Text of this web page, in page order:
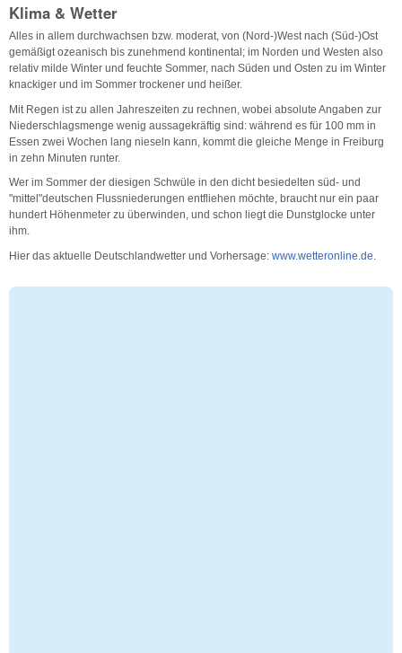
Klima & Wetter
Alles in allem durchwachsen bzw. moderat, von (Nord-)West nach (Süd-)Ost
gemäßigt ozeanisch bis zunehmend kontinental; im Norden und Westen also
relativ milde Winter und feuchte Sommer, nach Süden und Osten zu im Winter
knackiger und im Sommer trockener und heißer.
Mit Regen ist zu allen Jahreszeiten zu rechnen, wobei absolute Angaben zur
Niederschlagsmenge wenig aussagekräftig sind: während es für 100 mm in
Essen zwei Wochen lang nieseln kann, kommt die gleiche Menge in Freiburg
in zehn Minuten runter.
Wer im Sommer der diesigen Schwüle in den dicht besiedelten süd- und
"mittel"deutschen Flussniederungen entfliehen möchte, braucht nur ein paar
hundert Höhenmeter zu überwinden, und schon liegt die Dunstglocke unter
ihm.
Hier das aktuelle Deutschlandwetter und Vorhersage: www.wetteronline.de.